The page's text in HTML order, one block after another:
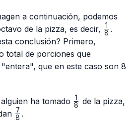
a continuación, podemos
de la pizza, es decir, \frac{1}
8
1 .
conclusión? Primero,
total de porciones que
que en este caso son 8
ha tomado \frac{1}
8
1
de la pizza,
\frac{7}
8
7 .